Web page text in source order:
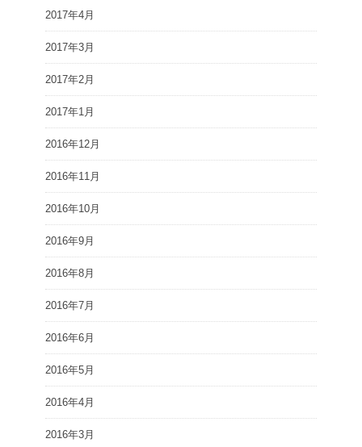
2017年4月
2017年3月
2017年2月
2017年1月
2016年12月
2016年11月
2016年10月
2016年9月
2016年8月
2016年7月
2016年6月
2016年5月
2016年4月
2016年3月